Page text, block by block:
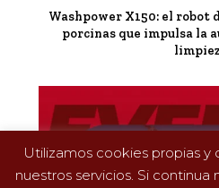
Washpower X150: el robot
porcinas que impulsa la
Utilizamos cookies propias y
nuestros servicios. Si